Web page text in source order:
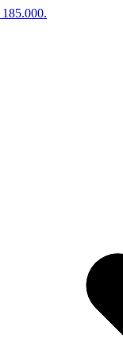
185.000.